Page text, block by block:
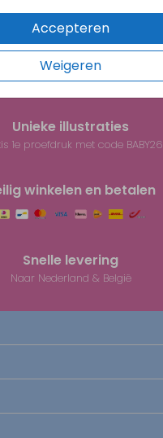
Accepteren
Weigeren
Unieke illustraties
1e proefdruk met code BABY26
winkelen en betalen
Snelle levering
Naar Nederland & België